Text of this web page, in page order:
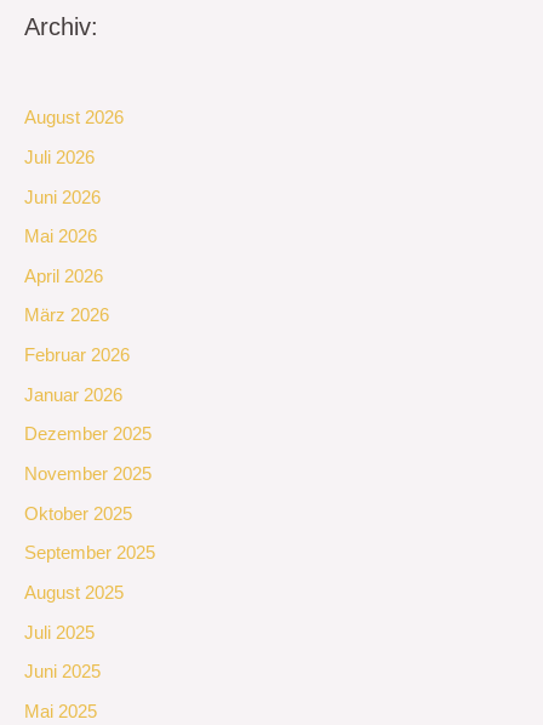
Archiv:
August 2026
Juli 2026
Juni 2026
Mai 2026
April 2026
März 2026
Februar 2026
Januar 2026
Dezember 2025
November 2025
Oktober 2025
September 2025
August 2025
Juli 2025
Juni 2025
Mai 2025